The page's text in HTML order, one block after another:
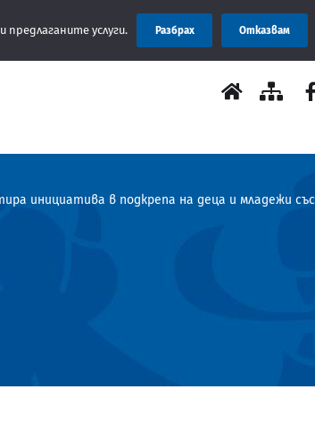
Съобщение:
инициатива в подкрепа на деца и младежи
предлаганите услуги. Разбрах Отказвам